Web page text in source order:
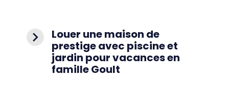
navigate_next Louer une maison de
prestige avec piscine et
jardin pour vacances en
famille Goult